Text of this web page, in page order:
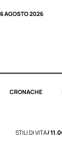
6 AGOSTO 2026
CRONACHE
STILI DI VITA/